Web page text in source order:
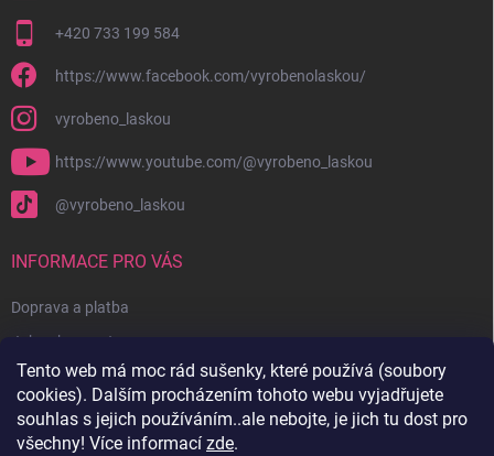
Tento web má moc rád sušenky, které používá (soubory
cookies). Dalším procházením tohoto webu vyjadřujete
souhlas s jejich používáním..ale nebojte, je jich tu dost pro
všechny! Více informací zde.
+420 733 199 584
https://www.facebook.com/vyrobenolaskou/
vyrobeno_laskou
https://www.youtube.com/@vyrobeno_laskou
@vyrobeno_laskou
INFORMACE PRO VÁS
Doprava a platba
Jak nakupovat
Obchodní podmínky + reklamační řád
Ochrana osobních údajů
Kontakty